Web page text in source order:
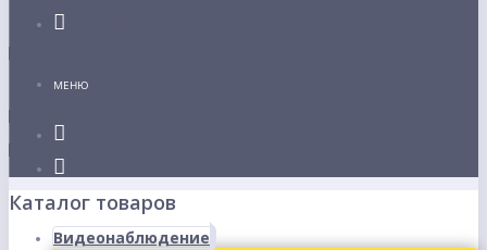
МЕНЮ
Каталог товаров
Видеонаблюдение